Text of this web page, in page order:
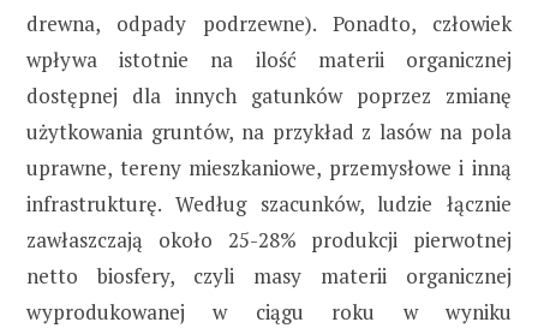
drewna, odpady podrzewne). Ponadto, człowiek
wpływa istotnie na ilość materii organicznej
dostępnej dla innych gatunków poprzez zmianę
użytkowania gruntów, na przykład z lasów na pola
uprawne, tereny mieszkaniowe, przemysłowe i inną
infrastrukturę. Według szacunków, ludzie łącznie
zawłaszczają około 25-28% produkcji pierwotnej
netto biosfery, czyli masy materii organicznej
wyprodukowanej w ciągu roku w wyniku